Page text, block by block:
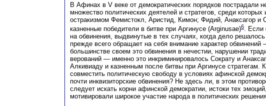
В Афинах в V веке от демократических порядков пострадали
множество политических деятелей и стратегов, среди которых
остракизмом Фемистокл, Аристид, Кимон; Фидий, Анаксагор и
казненные победители в битве при Аргинусе (Arginusae)6. Если
на обвинения, выдвинутые в тех случаях, когда дело
прежде всего обращает на себя внимание характер обвинений
большинстве своем это обвинения в нечестии, нарушении
верований — именно это инкриминировалось Сократу и
Алкивиаду и казненным после битвы при Аргинусе стратегам.
совместить политическую свободу в условиях афинской
почти инквизиторские обвинения? Не здесь ли, в этом
следует искать корни афинской демократии, истоки тех
мотивировали широкое участие народа в политических